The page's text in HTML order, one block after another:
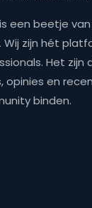
een beetje
Wij zijn hét
Het zijn
opinies en
binden.